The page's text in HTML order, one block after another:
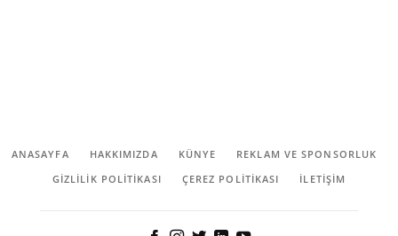
ANASAYFA HAKKIMIZDA KÜNYE
REKLAM VE SPONSORLUK
GIZLILIK POLITIKASI
ÇEREZ POLITIKASI İLETİŞİM